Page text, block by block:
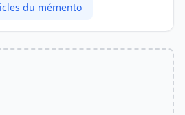
du mémento